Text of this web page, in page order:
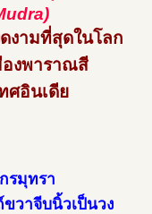
งามที่สุดในโลก
งพาราณสี
ศอินเดีย
รมุทรา
วาจีบนิ้วเป็นวง